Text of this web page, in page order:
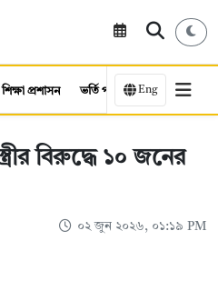
শিক্ষা প্রশাসন ভর্তি পরীক্ষা কর্মসংস্থান
Eng
বিরুদ্ধে ১০ জনের
০২ জুন ২০২৬, ০১:১৯ PM